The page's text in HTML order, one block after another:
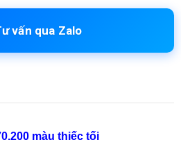
vấn qua Zalo
màu thiếc tối